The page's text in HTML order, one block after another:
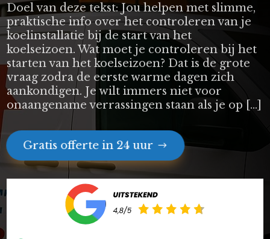
Doel van deze tekst: Jou helpen met slimme,
praktische info over het controleren van je
koelinstallatie bij de start van het
koelseizoen. Wat moet je controleren bij het
starten van het koelseizoen? Dat is de grote
vraag zodra de eerste warme dagen zich
aankondigen. Je wilt immers niet voor
onaangename verrassingen staan als je op […]
Gratis offerte in 24 uur